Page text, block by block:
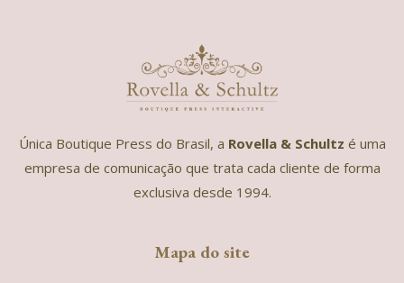
Única Boutique Press do Brasil, a Rovella & Schultz é uma
empresa de comunicação que trata cada cliente de forma
exclusiva desde 1994.
Mapa do site